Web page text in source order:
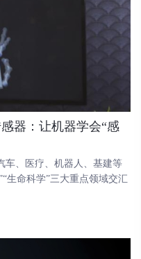
器：让机器学会“感
车、医疗、机器人、基建等
生命科学”三大重点领域交汇